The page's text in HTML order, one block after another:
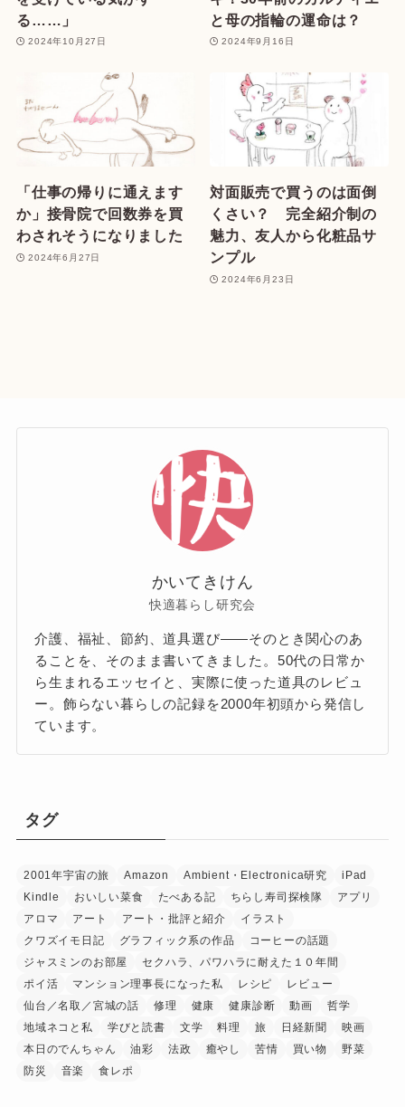
る……」
2024年10月27日
と母の指輪の運命は？
2024年9月16日
「仕事の帰りに通えます
か」接骨院で回数券を買
わされそうになりました
2024年6月27日
対面販売で買うのは面倒
くさい？ 完全紹介制の
魅力、友人から化粧品サ
ンプル
2024年6月23日
かいてきけん
快適暮らし研究会
介護、福祉、節約、道具選び——そのとき関心のあ
ることを、そのまま書いてきました。50代の日常か
ら生まれるエッセイと、実際に使った道具のレビュ
ー。飾らない暮らしの記録を2000年初頭から発信し
ています。
タグ
2001年宇宙の旅 Amazon Ambient・Electronica研究
iPad
Kindle
おいしい菜食 たべある記 ちらし寿司探検隊
アプリ
アロマ
アート アート・批評と紹介
イラスト
クワズイモ日記
グラフィック系の作品
コーヒーの話題
ジャスミンのお部屋
セクハラ、パワハラに耐えた１０年間
ポイ活
マンション理事長になった私 レシピ
レビュー
仙台／名取／宮城の話
修理 健康 健康診断 動画
哲学
地域ネコと私
学びと読書 文学 料理 旅 日経新聞
映画
本日のでんちゃん
油彩 法政 癒やし 苦情 買い物
野菜
防災
音楽 食レポ